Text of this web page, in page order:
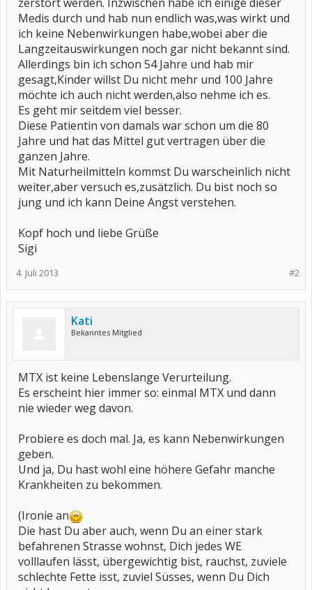
Medis durch und hab nun endlich was,was wirkt und
ich keine Nebenwirkungen habe,wobei aber die
Langzeitauswirkungen noch gar nicht bekannt sind.
Allerdings bin ich schon 54 Jahre und hab mir
gesagt,Kinder willst Du nicht mehr und 100 Jahre
möchte ich auch nicht werden,also nehme ich es.
Es geht mir seitdem viel besser.
Diese Patientin von damals war schon um die 80
Jahre und hat das Mittel gut vertragen über die
ganzen Jahre.
Mit Naturheilmitteln kommst Du warscheinlich nicht
weiter,aber versuch es,zusätzlich. Du bist noch so
jung und ich kann Deine Angst verstehen.
Kopf hoch und liebe Grüße
Sigi
#2
4. Juli 2013
Kati
Bekanntes Mitglied
MTX ist keine Lebenslange Verurteilung.
Es erscheint hier immer so: einmal MTX und dann
nie wieder weg davon.
Probiere es doch mal. Ja, es kann Nebenwirkungen
geben.
Und ja, Du hast wohl eine höhere Gefahr manche
Krankheiten zu bekommen.
(Ironie an
Die hast Du aber auch, wenn Du an einer stark
befahrenen Strasse wohnst, Dich jedes WE
volllaufen lässt, übergewichtig bist, rauchst, zuviele
schlechte Fette isst, zuviel Süsses, wenn Du Dich